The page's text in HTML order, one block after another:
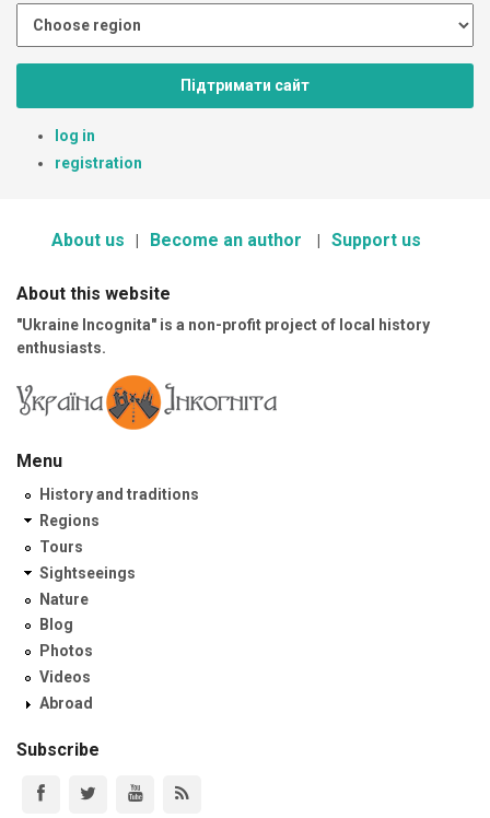
Підтримати сайт
log in
registration
About us Become an author Support us
About this website
"Ukraine Incognita" is a non-profit project of local history
enthusiasts.
Menu
History and traditions
Regions
Tours
Sightseeings
Nature
Blog
Photos
Videos
Abroad
Subscribe